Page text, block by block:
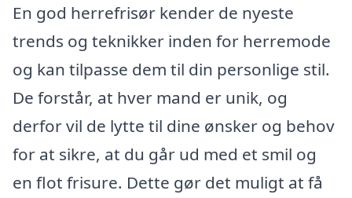
En god herrefrisør kender de nyeste
trends og teknikker inden for herremode
og kan tilpasse dem til din personlige stil.
De forstår, at hver mand er unik, og
derfor vil de lytte til dine ønsker og behov
for at sikre, at du går ud med et smil og
en flot frisure. Dette gør det muligt at få